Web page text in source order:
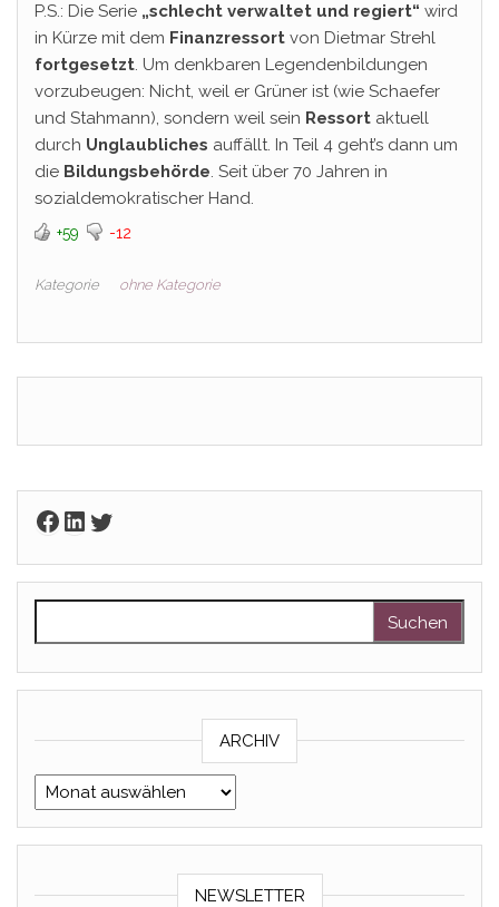
P.S.: Die Serie „schlecht verwaltet und regiert“ wird
in Kürze mit dem Finanzressort von Dietmar Strehl
fortgesetzt. Um denkbaren Legendenbildungen
vorzubeugen: Nicht, weil er Grüner ist (wie Schaefer
und Stahmann), sondern weil sein Ressort aktuell
durch Unglaubliches auffällt. In Teil 4 geht’s dann um
die Bildungsbehörde. Seit über 70 Jahren in
sozialdemokratischer Hand.
+59 -12
Kategorie ohne Kategorie
Facebook
LinkedIn
Twitter
ARCHIV
Archiv
NEWSLETTER